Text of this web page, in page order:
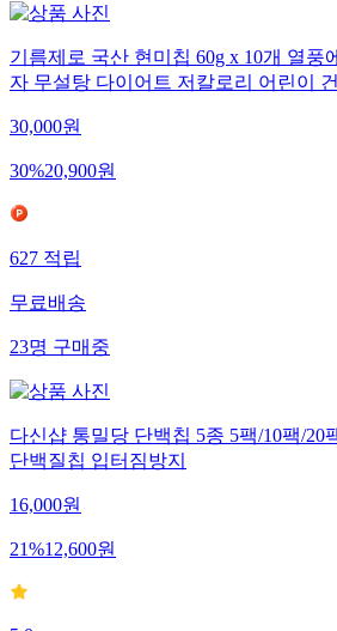
기름제로 국산 현미칩 60g x 10개 열풍
자 무설탕 다이어트 저칼로리 어린이
30,000원
30%20,900원
627적립
무료배송
23명구매중
다신샵 통밀당 단백칩 5종 5팩/10팩/20
단백질칩 입터짐방지
16,000원
21%12,600원